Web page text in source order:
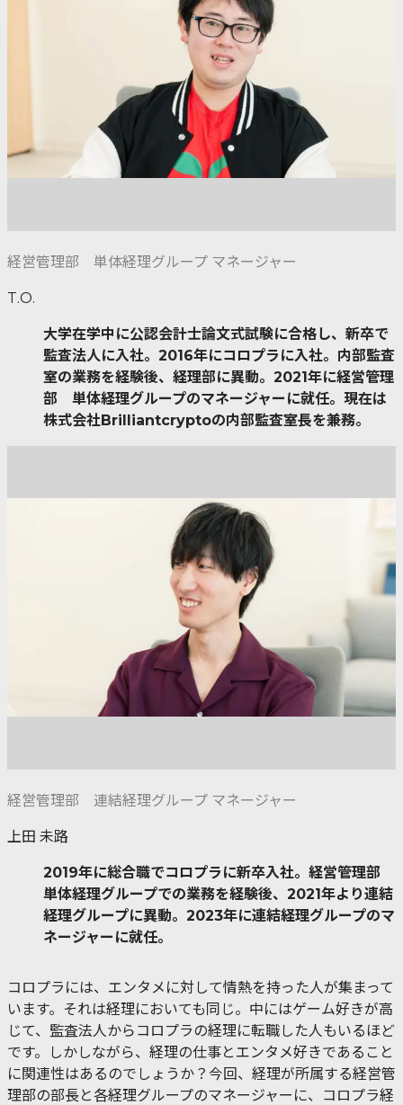
経営管理部 単体経理グループ マネージャー
T.O.
大学在学中に公認会計士論文式試験に合格し、新卒で
監査法人に入社。2016年にコロプラに入社。内部監査
室の業務を経験後、経理部に異動。2021年に経営管理
部 単体経理グループのマネージャーに就任。現在は
株式会社Brilliantcryptoの内部監査室長を兼務。
経営管理部 連結経理グループ マネージャー
上田 未路
2019年に総合職でコロプラに新卒入社。経営管理部
単体経理グループでの業務を経験後、2021年より連結
経理グループに異動。2023年に連結経理グループのマ
ネージャーに就任。
コロプラには、エンタメに対して情熱を持った人が集まって
います。それは経理においても同じ。中にはゲーム好きが高
じて、監査法人からコロプラの経理に転職した人もいるほど
です。しかしながら、経理の仕事とエンタメ好きであること
に関連性はあるのでしょうか？今回、経理が所属する経営管
理部の部長と各経理グループのマネージャーに、コロプラ経